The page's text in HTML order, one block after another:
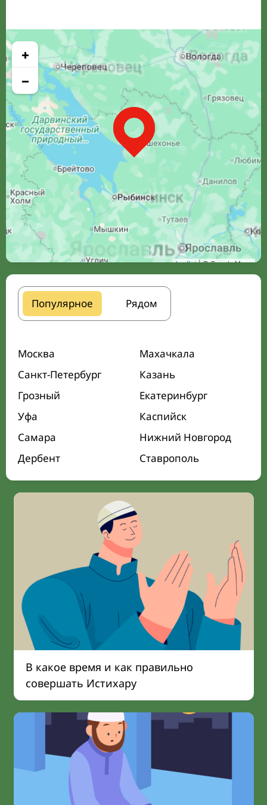
+
−
Leaflet| © Google Maps
Популярное Рядом
Москва
Махачкала
Санкт-Петербург
Казань
Грозный
Екатеринбург
Уфа
Каспийск
Самара
Нижний Новгород
Дербент
Ставрополь
В какое время и как правильно
совершать Истихару